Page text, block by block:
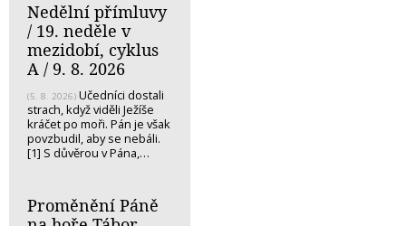
Nedělní přímluvy
/ 19. neděle v
mezidobí, cyklus
A / 9. 8. 2026
(5. 8. 2026) Učedníci dostali
strach, když viděli Ježíše
kráčet po moři. Pán je však
povzbudil, aby se nebáli.
[1] S důvěrou v Pána,…
Proměnění Páně